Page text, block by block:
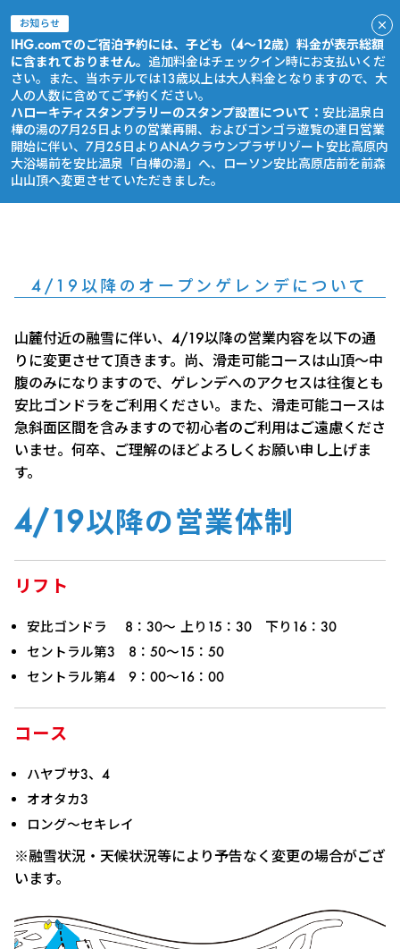
お知らせ
IHG.comでのご宿泊予約には、子ども（4～12歳）料金が表示総額
に含まれておりません。 追加料金はチェックイン時にお支払いくだ
さい。また、当ホテルでは13歳以上は大人料金となりますので、大
人の人数に含めてご予約ください。
ハローキティスタンプラリーのスタンプ設置について： 安比温泉白
樺の湯の7月25日よりの営業再開、およびゴンゴラ遊覧の連日営業
開始に伴い、7月25日よりANAクラウンプラザリゾート安比高原内
大浴場前を安比温泉「白樺の湯」へ、ローソン安比高原店前を前森
山山頂へ変更させていただきました。
4/19以降のオープンゲレンデについて
山麓付近の融雪に伴い、4/19以降の営業内容を以下の通
りに変更させて頂きます。尚、滑走可能コースは山頂～中
腹のみになりますので、ゲレンデへのアクセスは往復とも
安比ゴンドラをご利用ください。また、滑走可能コースは
急斜面区間を含みますので初心者のご利用はご遠慮くださ
いませ。何卒、ご理解のほどよろしくお願い申し上げま
す。
4/19以降の営業体制
リフト
安比ゴンドラ 8：30～ 上り15：30 下り16：30
セントラル第3 8：50～15：50
セントラル第4 9：00～16：00
コース
ハヤブサ3、4
オオタカ3
ロング～セキレイ
※融雪状況・天候状況等により予告なく変更の場合がござ
います。